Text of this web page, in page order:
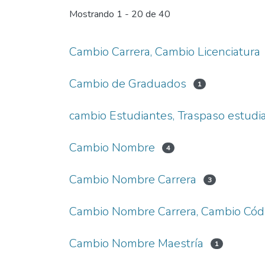
Mostrando 1 - 20 de 40
Cambio Carrera, Cambio Licenciatura
Cambio de Graduados 1
cambio Estudiantes, Traspaso
Cambio Nombre 4
Cambio Nombre Carrera 3
Cambio Nombre Carrera, Cambio
Cambio Nombre Maestría 1